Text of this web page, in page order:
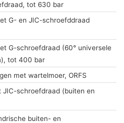
tot 630 bar
G- en JIC-schroefddraad
G-schroefdraad (60° universele
tot 400 bar
met wartelmoer, ORFS
JIC-schroefdraad (buiten en
buiten- en